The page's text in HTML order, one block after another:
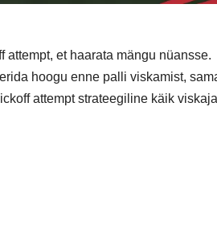
et haarata mängu nüansse.
hoogu enne palli viskamist,
attempt strateegiline käik